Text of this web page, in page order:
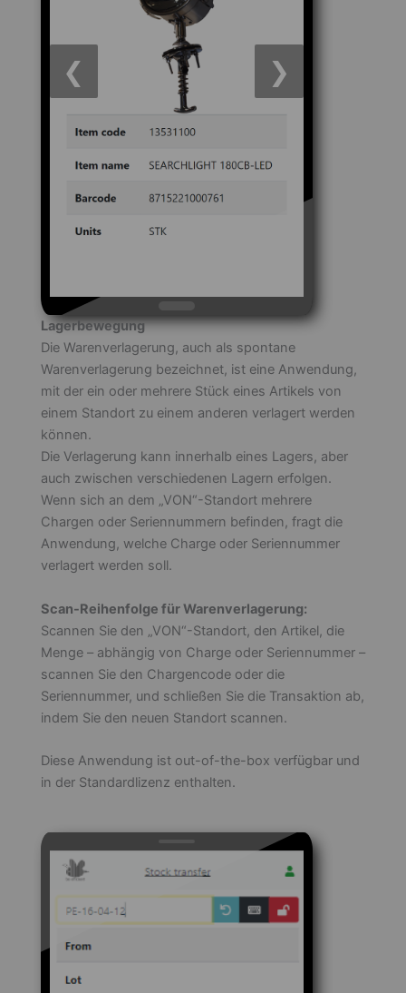
❮ ❯
Lagerbewegung
Die Warenverlagerung, auch als spontane
Warenverlagerung bezeichnet, ist eine Anwendung,
mit der ein oder mehrere Stück eines Artikels von
einem Standort zu einem anderen verlagert werden
können.
Die Verlagerung kann innerhalb eines Lagers, aber
auch zwischen verschiedenen Lagern erfolgen.
Wenn sich an dem „VON“-Standort mehrere
Chargen oder Seriennummern befinden, fragt die
Anwendung, welche Charge oder Seriennummer
verlagert werden soll.
Scan-Reihenfolge für Warenverlagerung:
Scannen Sie den „VON“-Standort, den Artikel, die
Menge – abhängig von Charge oder Seriennummer –
scannen Sie den Chargencode oder die
Seriennummer, und schließen Sie die Transaktion ab,
indem Sie den neuen Standort scannen.
Diese Anwendung ist out-of-the-box verfügbar und
in der Standardlizenz enthalten.